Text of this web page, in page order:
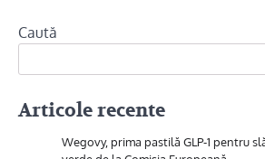
Caută
Articole recente
Wegovy, prima pastilă GLP-1 pentru